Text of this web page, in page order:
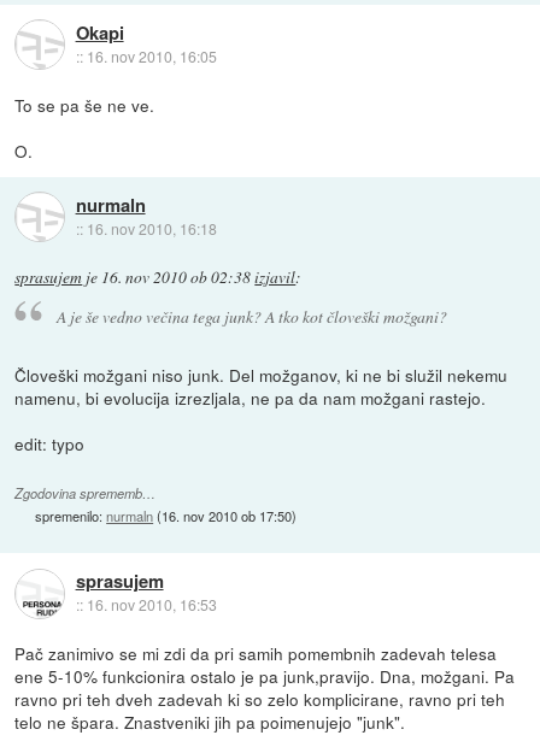
Okapi
:: 16. nov 2010, 16:05
To se pa še ne ve.
O.
nurmaln
:: 16. nov 2010, 16:18
sprasujem je 16. nov 2010 ob 02:38izjavil:
A je še vedno večina tega junk? A tko kot človeški možgani?
Človeški možgani niso junk. Del možganov, ki ne bi služil nekemu
namenu, bi evolucija izrezljala, ne pa da nam možgani rastejo.
edit: typo
Zgodovina sprememb…
spremenilo:nurmaln(16. nov 2010 ob 17:50)
sprasujem
:: 16. nov 2010, 16:53
Pač zanimivo se mi zdi da pri samih pomembnih zadevah telesa
ene 5-10% funkcionira ostalo je pa junk,pravijo. Dna, možgani. Pa
ravno pri teh dveh zadevah ki so zelo komplicirane, ravno pri teh
telo ne špara. Znastveniki jih pa poimenujejo "junk".